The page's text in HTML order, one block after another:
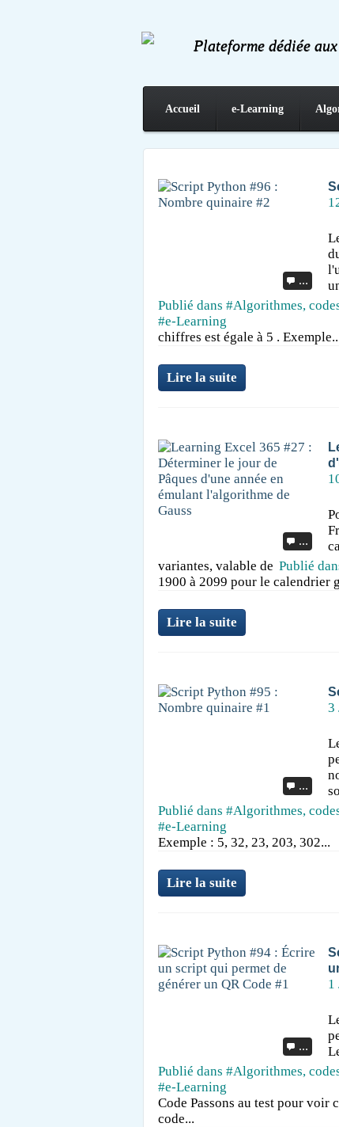
Plateforme dédiée
Accueil e-Learning
…
Publié dans #Algorithmes,
#e-Learning
chiffres est égale à 5 .
Lire la suite
…
Publié
variantes, valable de
1900 à 2099 pour le calendrier
Lire la suite
…
3
Publié dans #Algorithmes,
#e-Learning
Exemple : 5, 32, 23, 203, 302...
Lire la suite
…
1
Publié dans #Algorithmes,
#e-Learning
Code Passons au test pour voir
code...